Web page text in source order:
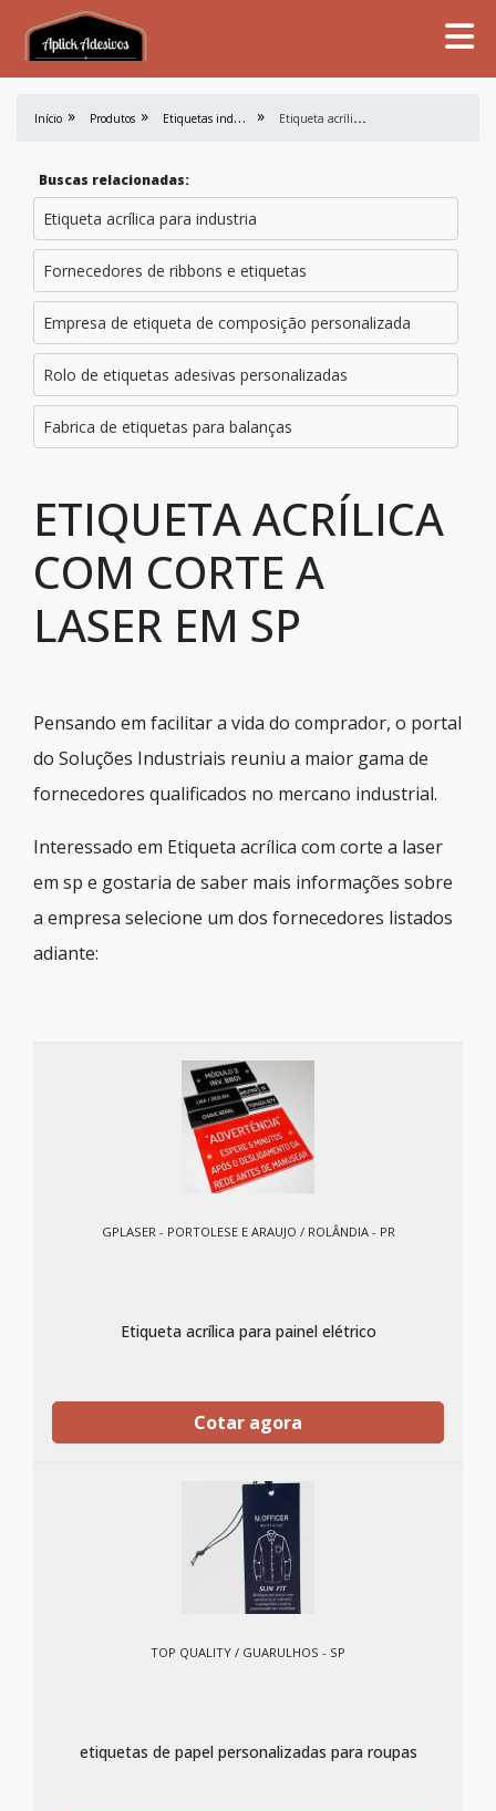
Início Produtos E
tiquetas industriais E
tiqueta acrílica com corte a laser em sp
Buscas relacionadas:
Etiqueta acrílica para industria
Fornecedores de ribbons e etiquetas
Empresa de etiqueta de composição personalizada
Rolo de etiquetas adesivas personalizadas
Fabrica de etiquetas para balanças
ETIQUETA ACRÍLICA
COM CORTE A
LASER EM SP
Pensando em facilitar a vida do comprador, o portal
do Soluções Industriais reuniu a maior gama de
fornecedores qualificados no mercano industrial.
Interessado em Etiqueta acrílica com corte a laser
em sp e gostaria de saber mais informações sobre
a empresa selecione um dos fornecedores listados
adiante:
GPLASER - PORTOLESE E ARAUJO / ROLÂNDIA - PR
Etiqueta acrílica para painel elétrico
Cotar agora
TOP QUALITY / GUARULHOS - SP
etiquetas de papel personalizadas para roupas